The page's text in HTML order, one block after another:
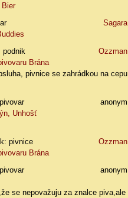
Bier
Sagara
podnik
Ozzman
Brána
pivnice se zahrádkou na cepu
anonym
Unhošť
pivnice
Ozzman
Brána
anonym
se nepovažuju za znalce piva,ale